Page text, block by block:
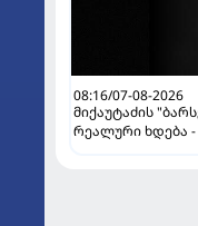
08:16/07-08-2026
მიქაუტაძის
რეალური ხდება